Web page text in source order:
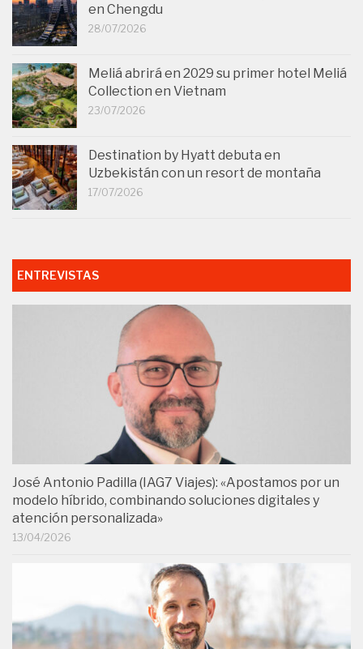
en Chengdu
28/07/2026
Meliá abrirá en 2029 su primer hotel Meliá
Collection en Vietnam
23/07/2026
Destination by Hyatt debuta en
Uzbekistán con un resort de montaña
17/07/2026
ENTREVISTAS
José Antonio Padilla (IAG7 Viajes): «Apostamos por un
modelo híbrido, combinando soluciones digitales y
atención personalizada»
13/04/2026